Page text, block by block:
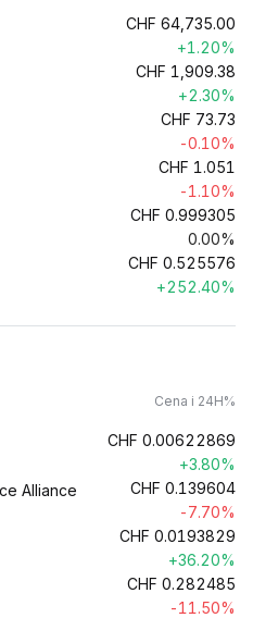
CHF 64,735.00
+1.20%
CHF 1,909.38
+2.30%
CHF 73.73
-0.10%
CHF 1.051
-1.10%
CHF 0.999305
0.00%
CHF 0.525576
+252.40%
Cena i 24H%
CHF 0.00622869
+3.80%
Alliance
CHF 0.139604
-7.70%
CHF 0.0193829
+36.20%
CHF 0.282485
-11.50%